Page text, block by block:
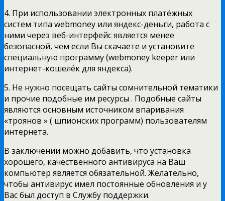
4. При использовании электронных платёжных
систем типа webmoney или яндекс-деньги, работа с
ними через веб-интерфейс является менее
безопасной, чем если Вы скачаете и установите
специальную программу (webmoney keeper или
интернет-кошелёк для яндекса).
5. Не нужно посещать сайты сомнительной тематики
и прочие подобные им ресурсы . Подобные сайты
являются основным источником впаривания
«троянов » ( шпионских программ) пользователям
интернета.
В заключении можно добавить, что установка
хорошего, качественного антивируса на Ваш
компьютер является обязательной. Желательно,
чтобы антивирус имел постоянные обновления и у
Вас был доступ в Службу поддержки.